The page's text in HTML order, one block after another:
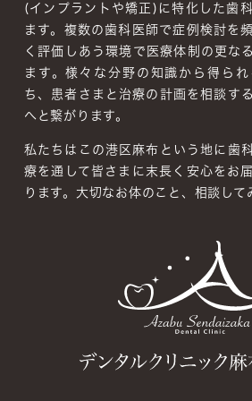
(インプラントや矯正)に特化した歯
ます。複数の歯科医師で症例検討を
く評価しあう環境で医療体制の更な
ます。様々な分野の知識から得ら
ち、患者さまと治療の計画を相談す
へと繋がります。
私たちはこの港区麻布という地に歯
療を通して皆さまに末長く安心をお
ります。大切なお体のこと、相談して